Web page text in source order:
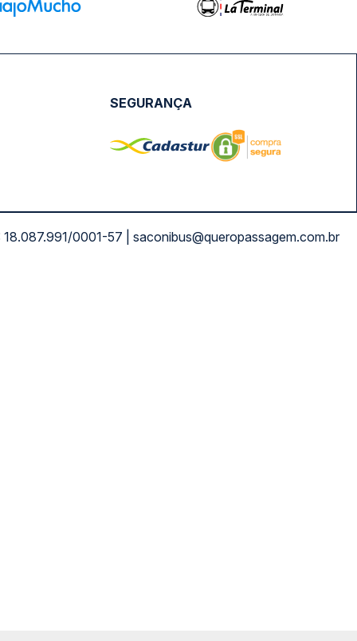
SEGURANÇA
0001-57 | saconibus@queropassagem.com.br